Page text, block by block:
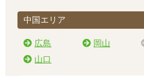
中国エリア
広島 岡山
山口